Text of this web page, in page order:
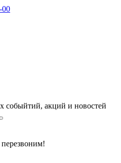
00
собыйтий, акций и новостей